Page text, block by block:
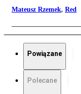
Mateusz Rzemek, Red
Powiązane
Polecane